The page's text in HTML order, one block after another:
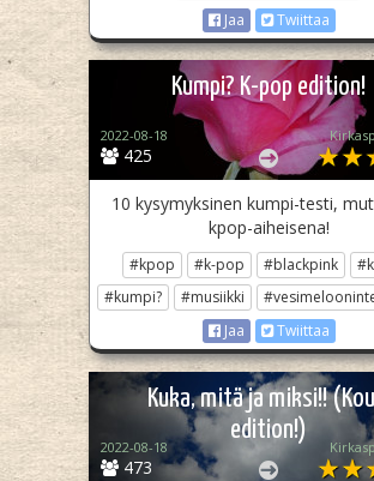
Jaa
Twiittaa
Kumpi? K-pop edition!
425
2022-08-18
10 kysymyksinen kumpi-testi,
kpop-aiheisena!
#kpop #k-pop #blackpink
#kumpi?
#musiikki
Jaa
Twiittaa
Kuka, mitä ja miksi!!
edition!)
473
2022-08-18